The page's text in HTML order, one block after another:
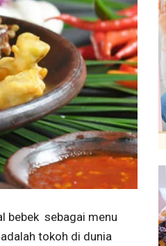
bebek sebagai menu
tokoh di dunia